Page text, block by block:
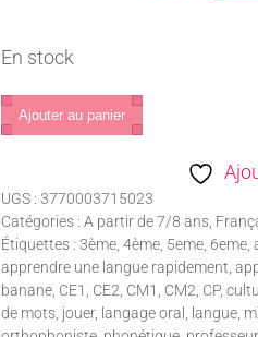
En stock
quantité
de
poil
Ajouter au panier
UGS : 3770003715023
Catégories : A partir de 7/8 ans,
Étiquettes : 3ème, 4ème, 5eme, 6eme,
apprendre une langue rapidement,
banane, CE1 , CE2, CM1 , CM2, CP,
de mots, jouer, langage oral , langue,